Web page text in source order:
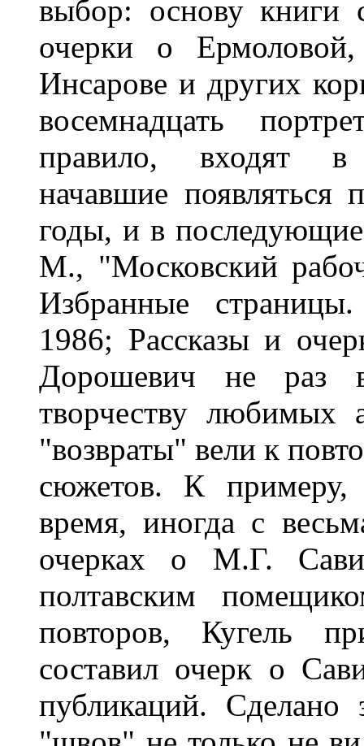
выбор: основу книги
очерки о
Инсарове и других
восемнадцать
правило, входят в
начавшие появляться
годы, и в
М., "Московский
Избранные
1986; Рассказы и
Дорошевич не раз
творчеству любимых
"возвраты" вели к
сюжетов. К примеру,
время, иногда с
очерках о М.Г.
полтавским
повторов, Кугель
составил очерк о
публикаций. Сделано